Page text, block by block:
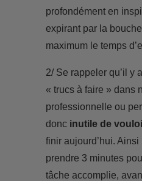
profondément en
expirant par la
maximum le temps
2/ Se rappeler qu’il y
« trucs à faire » dans
professionnelle ou
donc inutile de
finir aujourd’hui. Ainsi
prendre 3 minutes
tâche accomplie,